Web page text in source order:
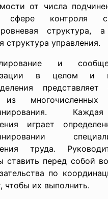
от числа
сфере контроля
структура,
структура управления.
и
в целом и
многочисленных
играет
труда.
ставить перед собой
по
чтобы их выполнить.